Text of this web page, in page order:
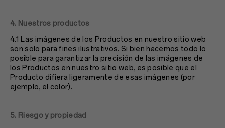
4. Nuestros productos
4.1 Las imágenes de los Productos en nuestro sitio web
son solo para fines ilustrativos. Si bien hacemos todo lo
posible para garantizar la precisión de las imágenes de
los Productos en nuestro sitio web, es posible que el
Producto difiera ligeramente de esas imágenes (por
ejemplo, el color).
5. Riesgo y propiedad